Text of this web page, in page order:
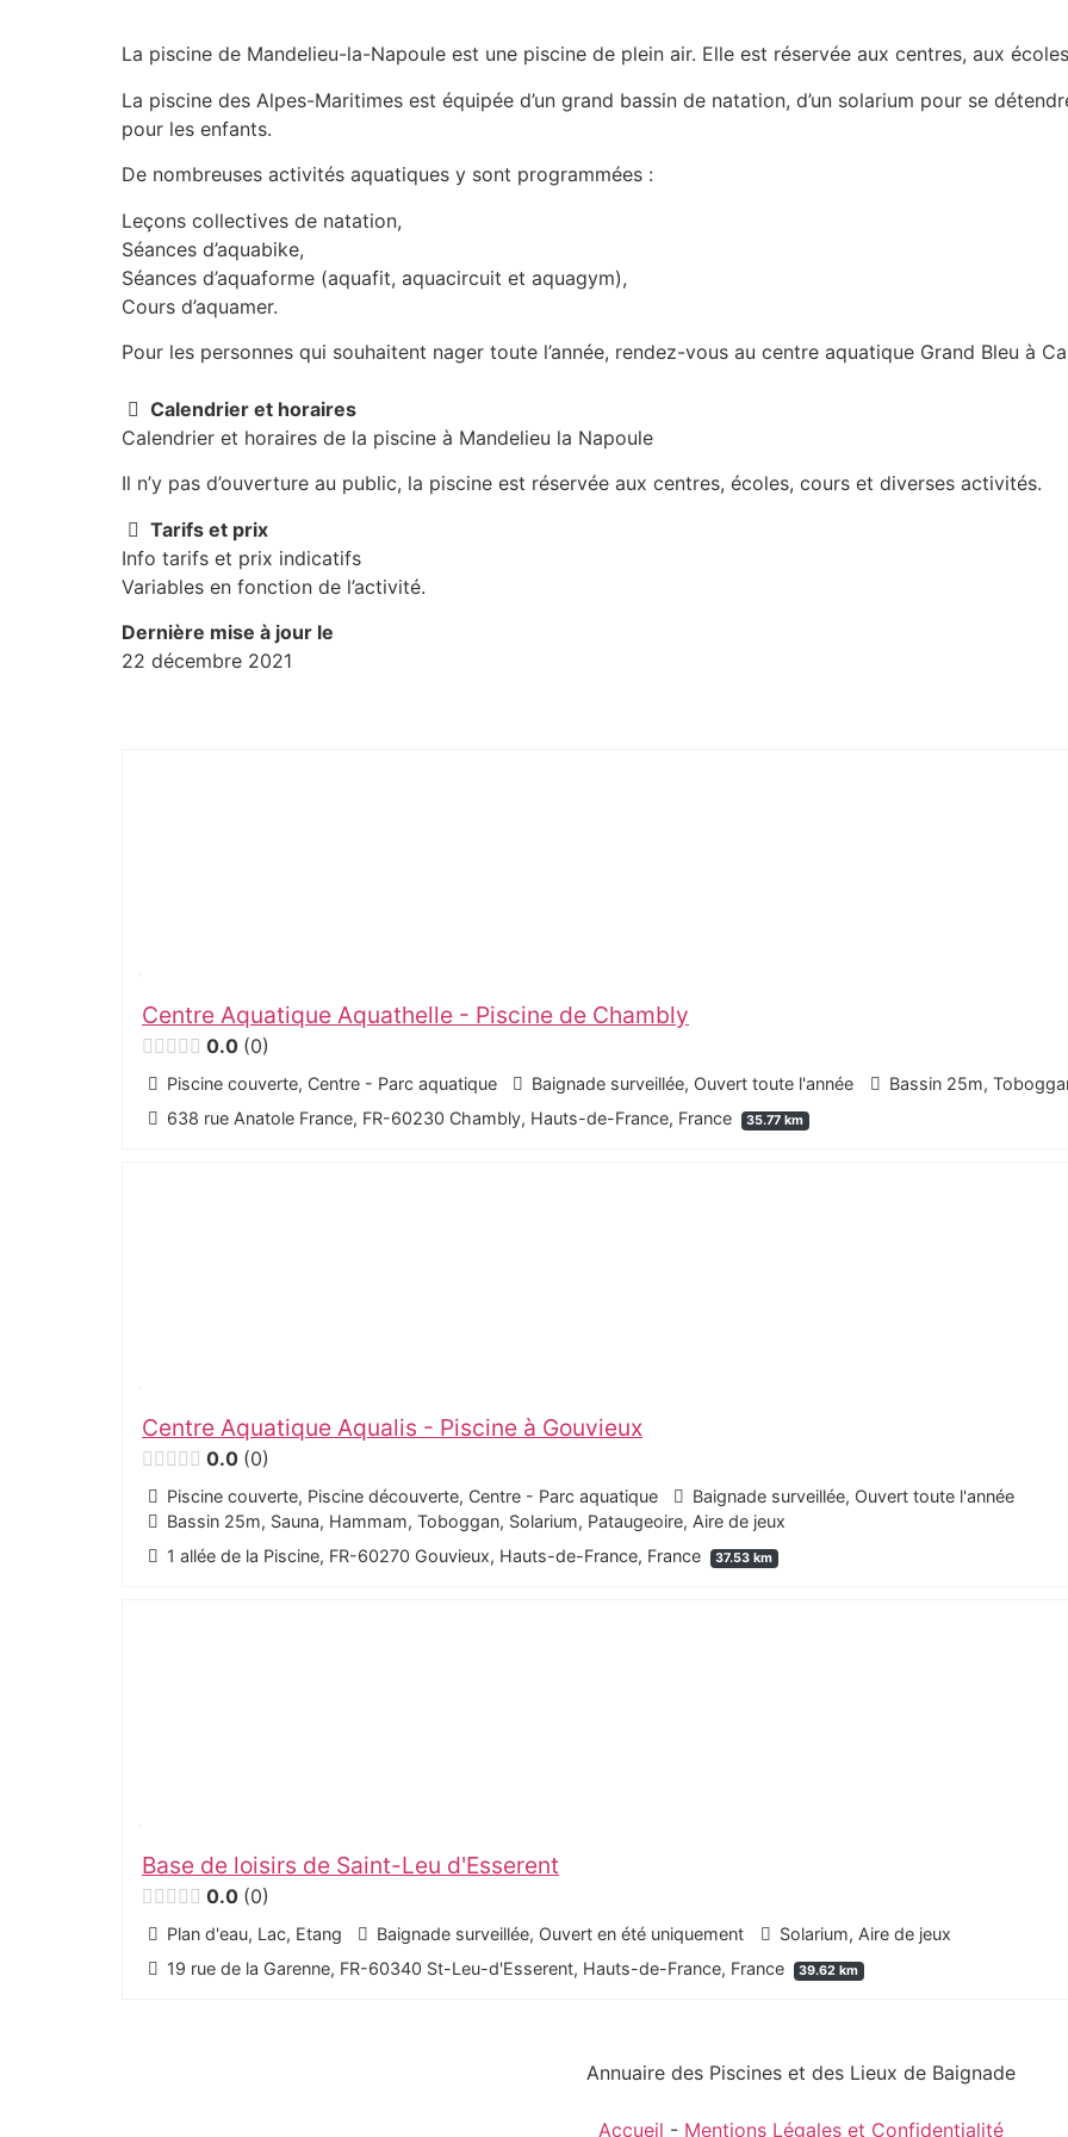
La piscine de Mandelieu-la-Napoule est une piscine de plein air. Elle est réservée aux centres, aux
La piscine des Alpes-Maritimes est équipée d’un grand bassin de natation, d’un solarium pour se
pour les enfants.
De nombreuses activités aquatiques y sont programmées :
Leçons collectives de natation,
Séances d’aquabike,
Séances d’aquaforme (aquafit, aquacircuit et aquagym),
Cours d’aquamer.
Pour les personnes qui souhaitent nager toute l’année, rendez-vous au centre aquatique Grand Bleu à
Calendrier et horaires
Calendrier et horaires de la piscine à Mandelieu la Napoule
Il n’y pas d’ouverture au public, la piscine est réservée aux centres, écoles, cours et diverses activités.
Tarifs et prix
Info tarifs et prix indicatifs
Variables en fonction de l’activité.
Dernière mise à jour le
22 décembre 2021
Centre Aquatique Aquathelle - Piscine de Chambly
0.0 0
Piscine couverte, Centre - Parc aquatique Baignade surveillée, Ouvert toute l'année
Bassin 25m,
638 rue Anatole France, FR-60230 Chambly, Hauts-de-France, France
35.77 km
Centre Aquatique Aqualis - Piscine à Gouvieux
0.0 0
Piscine couverte, Piscine découverte, Centre - Parc aquatique
Baignade surveillée, Ouvert toute l'année
Bassin 25m, Sauna, Hammam, Toboggan, Solarium, Pataugeoire, Aire de jeux
1 allée de la Piscine, FR-60270 Gouvieux, Hauts-de-France, France
37.53 km
Base de loisirs de Saint-Leu d'Esserent
0.0 0
Plan d'eau, Lac, Etang Baignade surveillée, Ouvert en été uniquement
Solarium, Aire de jeux
19 rue de la Garenne, FR-60340 St-Leu-d'Esserent, Hauts-de-France, France
39.62 km
Annuaire des Piscines et des Lieux de Baignade
Accueil - Mentions Légales et Confidentialité